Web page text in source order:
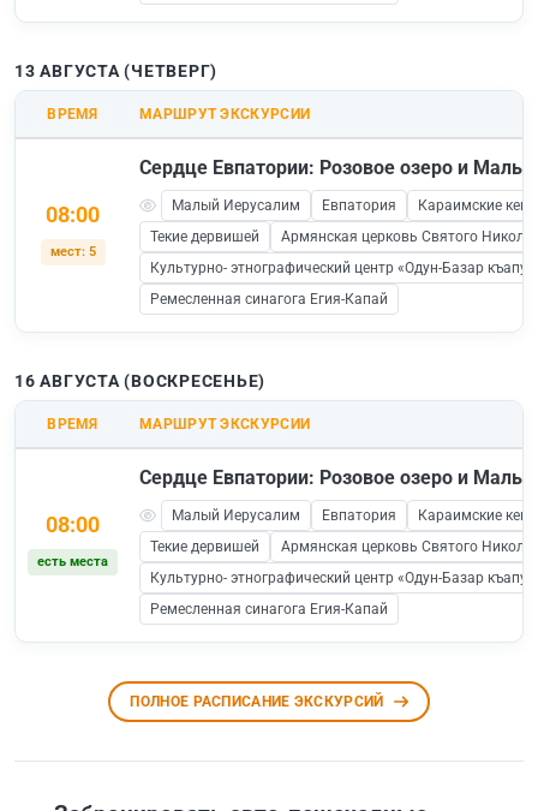
13 АВГУСТА (ЧЕТВЕРГ)
ВРЕМЯ МАРШРУТ ЭКСКУРСИИ
08:00
мест: 5
Сердце Евпатории: Розовое озеро и
Малый Иерусалим Евпатория
Караимские
Текие дервишей
Армянская церковь Святого
Культурно- этнографический центр «Одун-Базар
Ремесленная синагога Егия-Капай
16 АВГУСТА (ВОСКРЕСЕНЬЕ)
ВРЕМЯ МАРШРУТ ЭКСКУРСИИ
08:00
есть места
Сердце Евпатории: Розовое озеро и
Малый Иерусалим Евпатория
Караимские
Текие дервишей
Армянская церковь Святого
Культурно- этнографический центр «Одун-Базар
Ремесленная синагога Егия-Капай
ПОЛНОЕ РАСПИСАНИЕ ЭКСКУРСИЙ